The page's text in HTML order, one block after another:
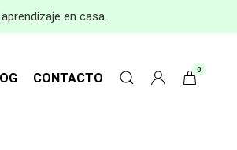
en casa.
CONTACTO
0